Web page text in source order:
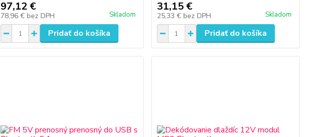
97,12 €
78,96 € bez DPH Skladom
Pridať do košíka
31,15 €
25,33 € bez DPH Skladom
Pridať do košíka